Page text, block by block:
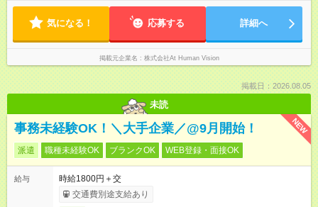
形態：本採用時と同じです。 給与：月給 224,000円 ～ 330,000
円 上記額にはみなし残業代を含みます。※超過分は全額支給い
たします。 みなし残業代 24,000円 ～ 34,000円／月 みなし残業
時間 15時間／月
先に より異なります。 ※＜シフト例＞ 10:00～19:00／11:00
～20:00
気になる！ 応募する 詳細へ
掲載元企業名 株式会社At Human Vision
掲載日：2026.08.05
未読
NEW
事務未経験OK！＼大手企業／@9月開始！
派遣 職種未経験OK ブランクOK WEB登録・面接OK
給与
時給1800円＋交
交通費別途支給あり